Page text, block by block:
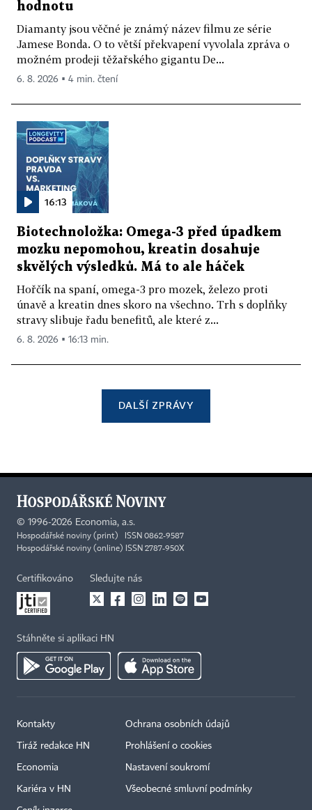
hodnotu
Diamanty jsou věčné je známý název filmu ze série
Jamese Bonda. O to větší překvapení vyvolala zpráva o
možném prodeji těžařského gigantu De...
6. 8. 2026 ▪ 4 min. čtení
16:13
Biotechnoložka: Omega-3 před úpadkem
mozku nepomohou, kreatin dosahuje
skvělých výsledků. Má to ale háček
Hořčík na spaní, omega-3 pro mozek, železo proti
únavě a kreatin dnes skoro na všechno. Trh s doplňky
stravy slibuje řadu benefitů, ale které z...
6. 8. 2026 ▪ 16:13 min.
DALŠÍ ZPRÁVY
© 1996-2026 Economia, a.s.
Hospodářské noviny (print) ISSN 0862-9587
Hospodářské noviny (online) ISSN 2787-950X
Certifikováno Sledujte nás
Stáhněte si aplikaci HN
Kontakty
Tiráž redakce HN
Economia
Kariéra v HN
Ochrana osobních údajů
Prohlášení o cookies
Nastavení soukromí
Všeobecné smluvní podmínky